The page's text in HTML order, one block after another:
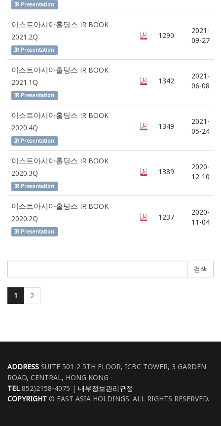
IR Presentation
이스트아시아홀딩스 IR BOOK
2021.2Q
IR Presentation
1290
2021-
09-27
이스트아시아홀딩스 IR BOOK
2021.1Q
IR Presentation
1342
2021-
06-08
이스트아시아홀딩스 IR BOOK
2020.4Q
IR Presentation
1349
2021-
05-24
이스트아시아홀딩스 IR BOOK
2020.3Q
IR Presentation
1389
2020-
12-10
이스트아시아홀딩스 IR BOOK
2020.2Q
IR Presentation
1237
2020-
11-04
검색
1 2
ADDRESS SUITE 501-2 5TH FLOOR, ICBC TOWER, 3 GARDEN
ROAD, CENTRAL, HONG KONG
TEL 852)2158-4075 | 내부정보관리규정
COPYRIGHT © EAST ASIA HOLDINGS. ALL RIGHTS RESERVED.